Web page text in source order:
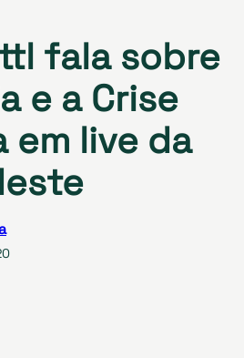
fala sobre
e a Crise
em live da